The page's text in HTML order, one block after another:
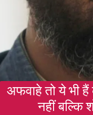
अफवाहे तो ये भी
नहीं बल्कि